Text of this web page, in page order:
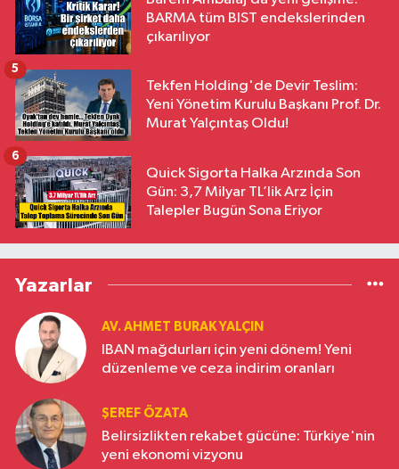
BARMA tüm BIST endekslerinden
çıkarılıyor
Tekfen Holding'de Devir Teslim:
Yeni Yönetim Kurulu Başkanı Prof. Dr.
Murat Yalçıntaş Oldu!
5
Quick Sigorta Halka Arzında Son
Gün: 3,7 Milyar TL’lik Arz İçin
Talepler Bugün Sona Eriyor
6
Yazarlar
AV. AHMET BURAK YALÇIN
IBAN mağdurları için yeni dönem! Yeni
düzenleme ve ceza indirim oranları
ŞEREF ÖZATA
Belirsizlikten rekabet gücüne: Türkiye'nin
yeni ekonomi vizyonu